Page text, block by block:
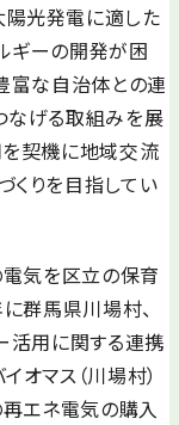
陽光発電に適した
ギーの開発が困
富な自治体との連
なげる取組みを展
を契機に地域交流
くりを目指してい
気を区立の保育
群馬県川場村、
活用に関する連携
オマス（川場村）
再エネ電気の購入